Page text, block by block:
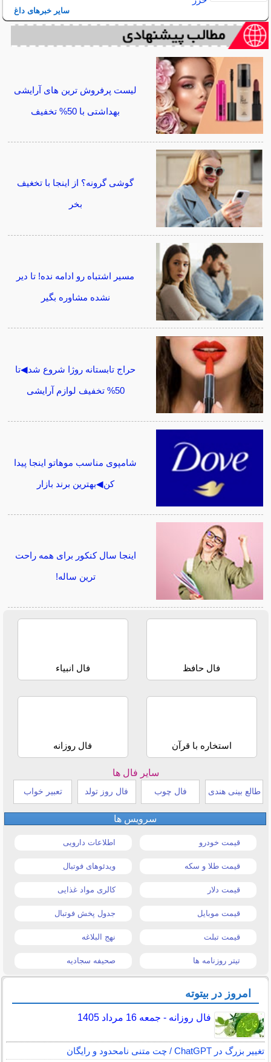
سایر خبرهای داغ
لیست پرفروش ترین های آرایشی
بهداشتی با 50% تخفیف
گوشی گرونه؟ از اینجا با تخغیف
بخر
مسیر اشتباه رو ادامه نده! تا دیر
نشده مشاوره بگیر
حراج تابستانه روژا شروع شد◀تا
50% تخفیف لوازم آرایشی
شامپوی مناسب موهاتو اینجا پیدا
کن◀بهترین برند بازار
اینجا سال کنکور برای همه راحت
ترین ساله!
فال حافظ فال انبیاء
استخاره با قرآن فال روزانه
سایر فال ها
طالع بینی هندی فال چوب فال روز تولد تعبیر خواب
سرویس ها
قیمت خودرو اطلاعات دارویی
قیمت طلا و سکه ویدئوهای فوتبال
قیمت دلار کالری مواد غذایی
قیمت موبایل جدول پخش فوتبال
قیمت تبلت نهج البلاغه
تیتر روزنامه ها صحیفه سجادیه
امروز در بیتوته
فال روزانه - جمعه 16 مرداد 1405
تغییر بزرگ در ChatGPT / چت متنی نامحدود و رایگان